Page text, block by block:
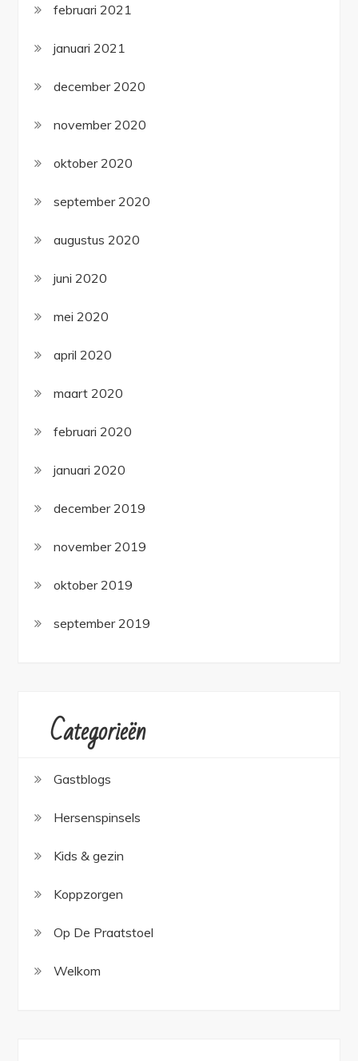
februari 2021
januari 2021
december 2020
november 2020
oktober 2020
september 2020
augustus 2020
juni 2020
mei 2020
april 2020
maart 2020
februari 2020
januari 2020
december 2019
november 2019
oktober 2019
september 2019
Categorieën
Gastblogs
Hersenspinsels
Kids & gezin
Koppzorgen
Op De Praatstoel
Welkom